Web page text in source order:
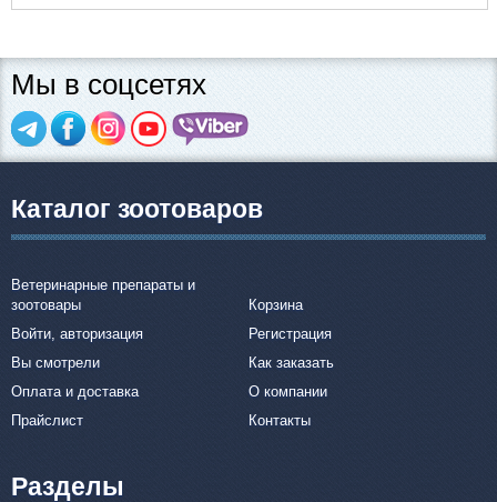
Мы в соцсетях
Каталог зоотоваров
Ветеринарные препараты и
зоотовары
Корзина
Войти, авторизация
Регистрация
Вы смотрели
Как заказать
Оплата и доставка
О компании
Прайслист
Контакты
Разделы